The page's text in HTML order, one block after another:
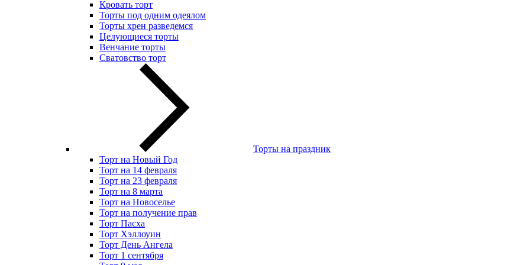
Кровать торт
Торты под одним одеялом
Торты хрен разведемся
Целующиеся торты
Венчание торты
Сватовство торт
Торты на праздник
Торт на Новый Год
Торт на 14 февраля
Торт на 23 февраля
Торт на 8 марта
Торт на Новоселье
Торт на получение прав
Торт Пасха
Торт Хэллоуин
Торт День Ангела
Торт 1 сентября